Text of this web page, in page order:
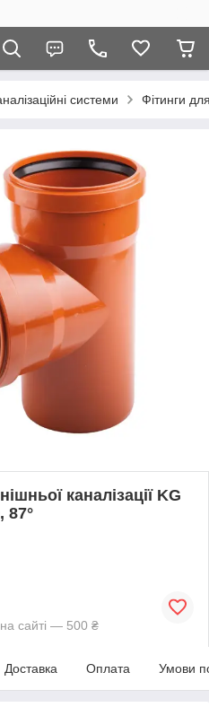
системи Фітинги
каналізації KG
87°
сайті — 500 ₴
Доставка Оплата Умови